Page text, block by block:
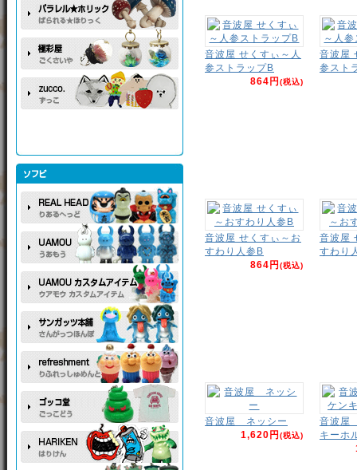
音波屋 せくすぃ～人
参ストラップB
864円(税込)
音波屋
参スト
音波屋 せくすぃ～お
すわり人参B
864円(税込)
音波屋
すわり
音波屋 ネッシー
1,620円(税込)
音波
キーホ